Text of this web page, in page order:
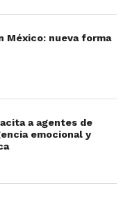
en
México: nueva forma
a agentes de
emocional y